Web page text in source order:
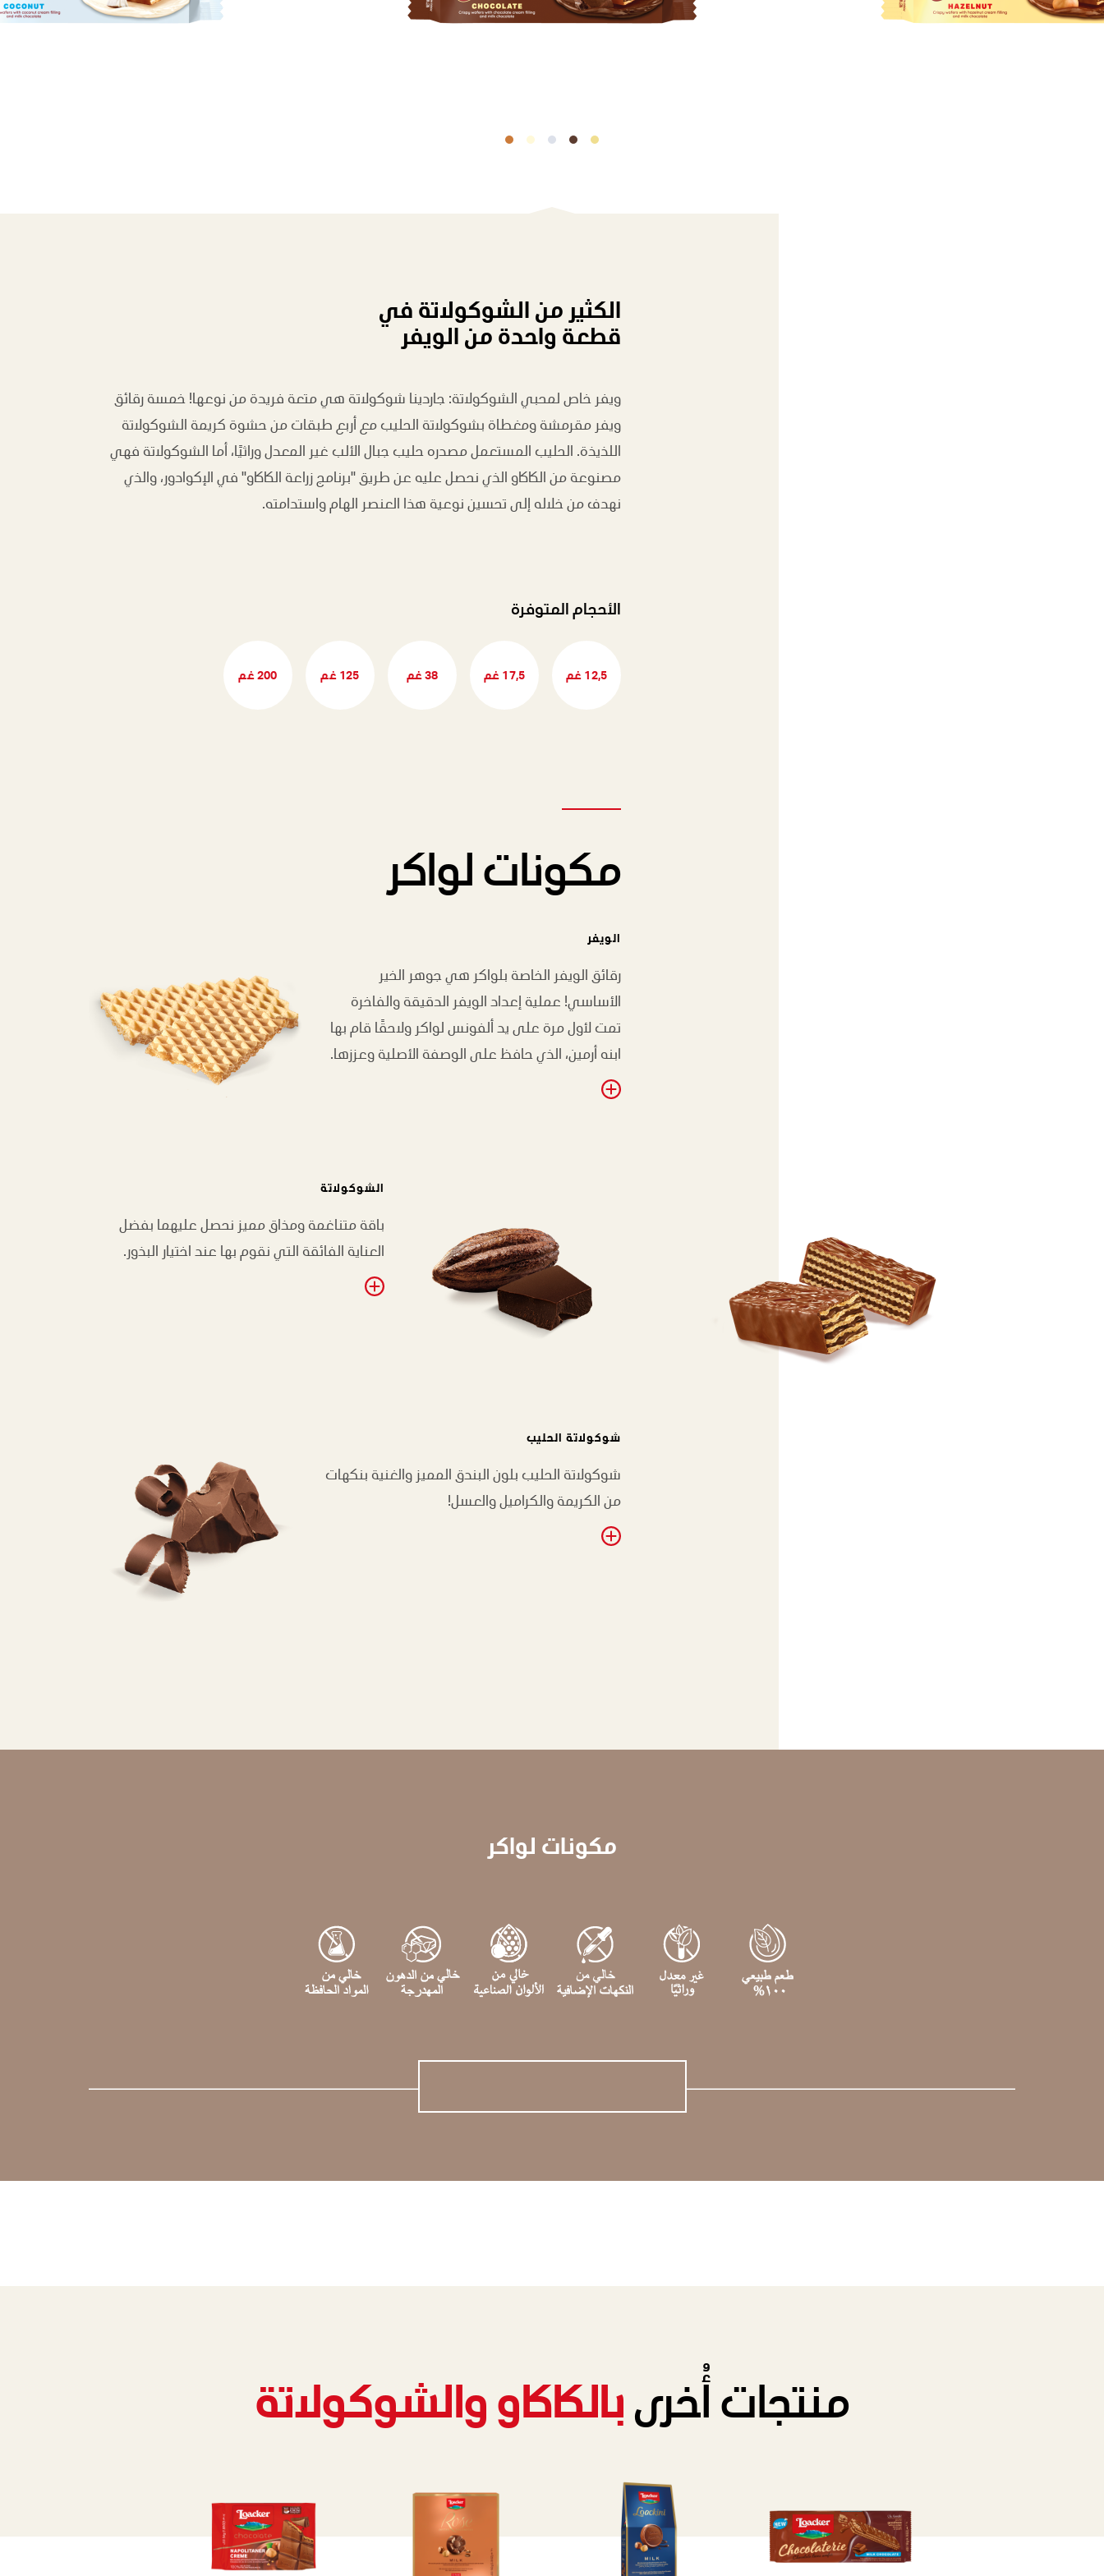
الكثير من الشوكولاتة في
قطعة واحدة من الويفر
ويفر خاص لمحبي الشوكولاتة: جاردينا شوكولاتة هي متعة فريدة من نوعها! خمسة رقائق
ويفر مقرمشة ومغطاة بشوكولاتة الحليب مع أربع طبقات من حشوة كريمة الشوكولاتة
اللذيذة. الحليب المستعمل مصدره حليب جبال الألب غير المعدل وراثيًا، أما الشوكولاتة فهي
مصنوعة من الكاكاو الذي نحصل عليه عن طريق "برنامج زراعة الكاكاو" في الإكوادور، والذي
نهدف من خلاله إلى تحسين نوعية هذا العنصر الهام واستدامته.
الأحجام المتوفرة
12,5 غم 17,5 غم 38 غم 125 غم 200 غم
مكونات لواكر
الويفر
رقائق الويفر الخاصة بلواكر هي جوهر الخير
الأساسي! عملية إعداد الويفر الدقيقة والفاخرة
تمت لأول مرة على يد ألفونس لواكر ولاحقًا قام بها
ابنه أرمين، الذي حافظ على الوصفة الأصلية وعززها.
الشوكولاتة
باقة متناغمة ومذاق مميز نحصل عليهما بفضل
العناية الفائقة التي نقوم بها عند اختيار البذور.
شوكولاتة الحليب
شوكولاتة الحليب بلون البندق المميز والغنية بنكهات
من الكريمة والكراميل والعسل!
مكونات لواكر
منتجات أُخرىبالكاكاو والشوكولاتة